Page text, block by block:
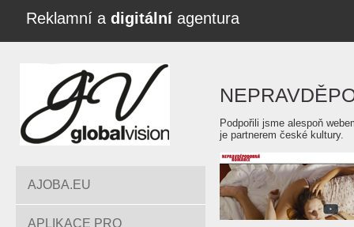
Reklamní a digitální agentura
AJOBA.EU
APLIKACE PRO
Podpořili jsme alespoň
je partnerem české kultury.